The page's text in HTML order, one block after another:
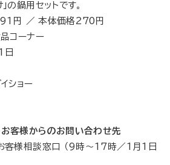
の鍋用セットです。
円 ／ 本体価格270円
品コーナー
日
ショー
客様からのお問い合わせ先
客様相談窓口 （9時〜17時／1月1日